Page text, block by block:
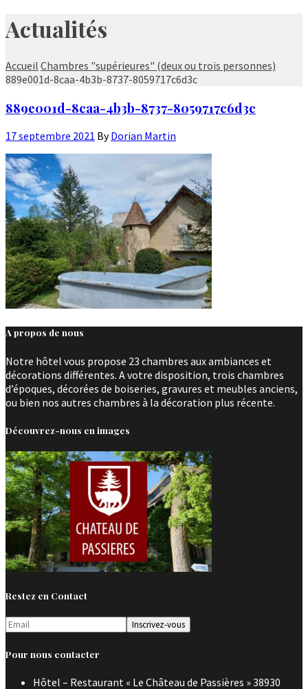
Actualités
Accueil Chambres "supérieures" (deux ou trois personnes)
889e001d-8caa-4b3b-8737-8059717c6d3c
889e001d-8caa-4b3b-8737-8059717c6d3c
17 septembre 2021 ByDorian Martin
A propos de nous
Notre hôtel vous propose 23 chambres aux ambiances et
décorations différentes. A votre disposition, trois chambres
d’époques, décorées de boiseries, gravures et meubles anciens,
ou bien nos autres chambres à la décoration plus récente.
Découvrez-nous en images
Restez en Contact
Pour nous contacter
Hôtel – Restaurant « Le Château de Passières » 38930